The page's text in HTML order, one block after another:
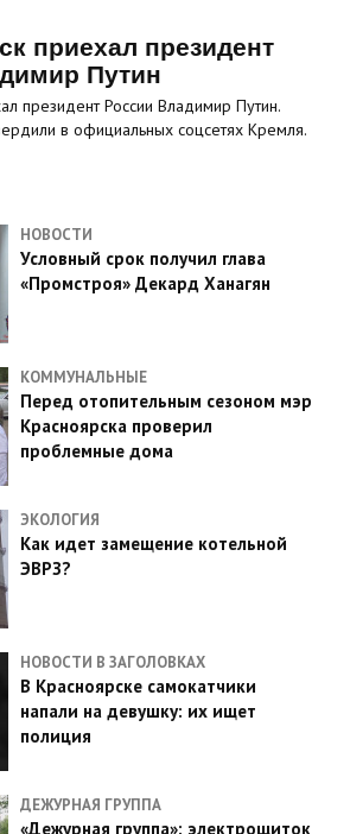
приехал президент
Путин
президент России Владимир Путин.
в официальных соцсетях Кремля.
НОВОСТИ
Условный срок получил глава
«Промстроя» Декард Ханагян
КОММУНАЛЬНЫЕ
Перед отопительным сезоном мэр
Красноярска проверил
проблемные дома
ЭКОЛОГИЯ
Как идет замещение котельной
ЭВРЗ?
НОВОСТИ В ЗАГОЛОВКАХ
В Красноярске самокатчики
напали на девушку: их ищет
полиция
ДЕЖУРНАЯ ГРУППА
«Дежурная группа»: электрощиток